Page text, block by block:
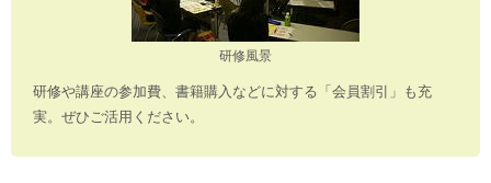
研修風景
研修や講座の参加費、書籍購入などに対する「会員割引」も充
実。ぜひご活用ください。